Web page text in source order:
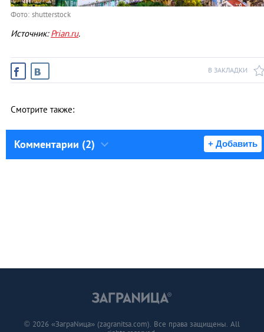
Фото: shutterstock
Источник:Prian.ru.
В ЗАКЛАДКИ
Смотрите также:
Комментарии (2) + Добавить
© 2026 «ЗаграNица» (zagranitsa.com). Все права защищены. All